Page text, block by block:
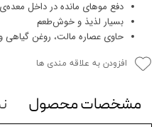
دفع موهای مانده در داخل
بسیار لذیذ و خوش‌طعم
حاوی عصاره مالت، روغن گیاهی
افزودن به علاقه مندی ها
مشخصات محصول